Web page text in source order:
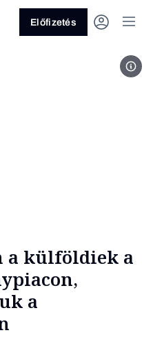
Előfizetés
a külföldiek a
a